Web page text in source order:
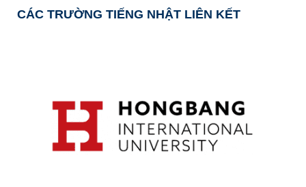
CÁC TRƯỜNG TIẾNG NHẬT LIÊN KẾT